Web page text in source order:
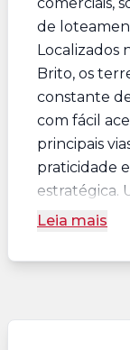
de
Localizados
Brito, os
constante
com fácil
principais
praticidade
estratégica.
Leia mais